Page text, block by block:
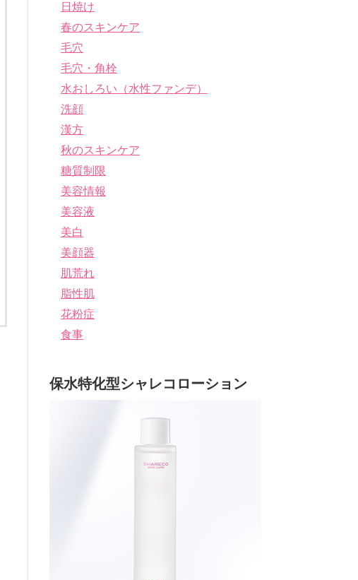
日焼け
春のスキンケア
毛穴
毛穴・角栓
水おしろい（水性ファンデ）
洗顔
漢方
秋のスキンケア
糖質制限
美容情報
美容液
美白
美顔器
肌荒れ
脂性肌
花粉症
食事
保水特化型シャレコローション